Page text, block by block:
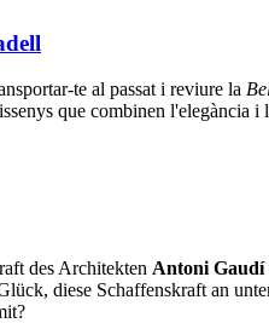
te al passat i reviure la
que combinen
des Architekten Antoni Gaudí
diese Schaffenskraft an